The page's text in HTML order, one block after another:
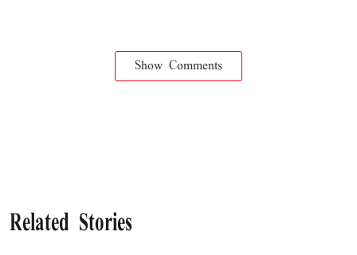
Show Comments
Related Stories